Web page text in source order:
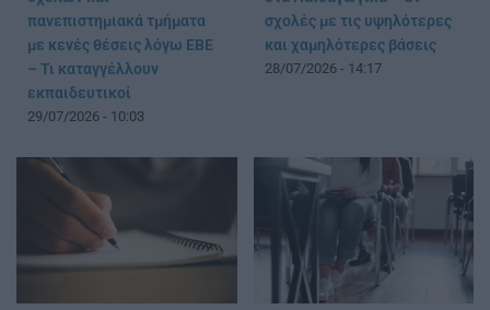
πανεπιστημιακά τμήματα
με κενές θέσεις λόγω ΕΒΕ
– Τι καταγγέλλουν
εκπαιδευτικοί
29/07/2026 - 10:03
σχολές με τις υψηλότερες
και χαμηλότερες βάσεις
28/07/2026 - 14:17